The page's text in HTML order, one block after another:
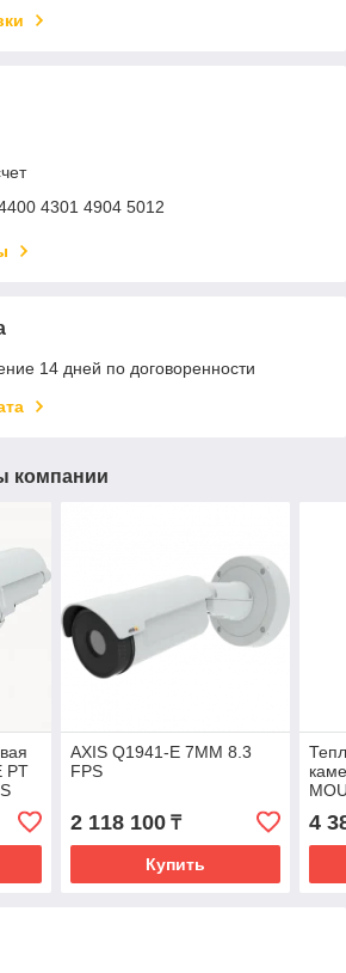
4301 4904 5012
14 дней по договоренности
компании
PT
AXIS Q1941-E 7MM 8.3
FPS
2 118 100₸
Купить
4